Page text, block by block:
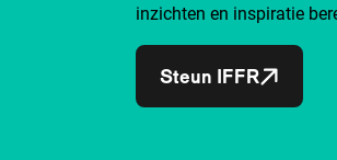
inzichten en inspiratie
Steun IFFR